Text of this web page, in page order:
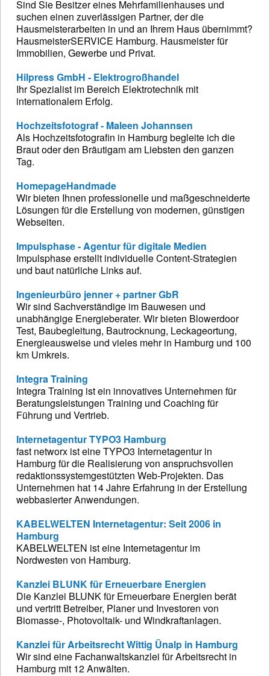
Sind Sie Besitzer eines Mehrfamilienhauses und
suchen einen zuverlässigen Partner, der die
Hausmeisterarbeiten in und an Ihrem Haus übernimmt?
HausmeisterSERVICE Hamburg. Hausmeister für
Immobilien, Gewerbe und Privat.
Hilpress GmbH - Elektrogroßhandel
Ihr Spezialist im Bereich Elektrotechnik mit
internationalem Erfolg.
Hochzeitsfotograf - Maleen Johannsen
Als Hochzeitsfotografin in Hamburg begleite ich die
Braut oder den Bräutigam am Liebsten den ganzen
Tag.
HomepageHandmade
Wir bieten Ihnen professionelle und maßgeschneiderte
Lösungen für die Erstellung von modernen, günstigen
Webseiten.
Impulsphase - Agentur für digitale Medien
Impulsphase erstellt individuelle Content-Strategien
und baut natürliche Links auf.
Ingenieurbüro jenner + partner GbR
Wir sind Sachverständige im Bauwesen und
unabhängige Energieberater. Wir bieten Blowerdoor
Test, Baubegleitung, Bautrocknung, Leckageortung,
Energieausweise und vieles mehr in Hamburg und 100
km Umkreis.
Integra Training
Integra Training ist ein innovatives Unternehmen für
Beratungsleistungen Training und Coaching für
Führung und Vertrieb.
Internetagentur TYPO3 Hamburg
fast networx ist eine TYPO3 Internetagentur in
Hamburg für die Realisierung von anspruchsvollen
redaktionssystemgestützten Web-Projekten. Das
Unternehmen hat 14 Jahre Erfahrung in der Erstellung
webbasierter Anwendungen.
KABELWELTEN Internetagentur: Seit 2006 in
Hamburg
KABELWELTEN ist eine Internetagentur im
Nordwesten von Hamburg.
Kanzlei BLUNK für Erneuerbare Energien
Die Kanzlei BLUNK für Erneuerbare Energien berät
und vertritt Betreiber, Planer und Investoren von
Biomasse-, Photovoltaik- und Windkraftanlagen.
Kanzlei für Arbeitsrecht Wittig Ünalp in Hamburg
Wir sind eine Fachanwaltskanzlei für Arbeitsrecht in
Hamburg mit 12 Anwälten.